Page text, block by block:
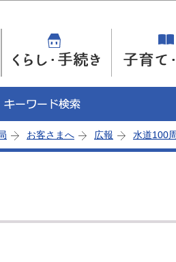
このページの本
お客さまへ 広報 水道100